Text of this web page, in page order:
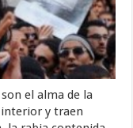
el alma de la
interior y traen